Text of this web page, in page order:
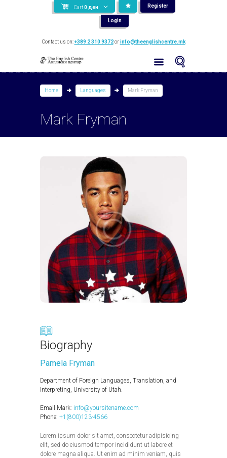
Cart 0 ден Register
Login
Contact us on:+389 2 310 9372orinfo@theenglishcentre.mk
Home Languages Mark Fryman
Mark Fryman
Biography
Pamela Fryman
Department of Foreign Languages, Translation, and
Interpreting, University of Utah.
Email Mark: info@yoursitename.com
Phone: +1(800)123-4566
Lorem ipsum dolor sit amet, consectetur adipisicing
elit, sed do eiusmod tempor incididunt ut labore et
dolore magna aliqua. Ut enim ad minim veniam, quis